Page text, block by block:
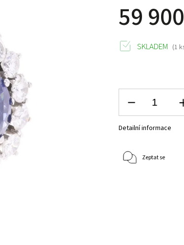
59
SKLADEM (1
Detailní informace
Zeptat se